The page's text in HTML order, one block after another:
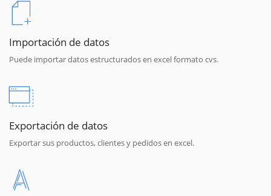
Importación de datos
Puede importar datos estructurados en excel formato cvs.
Exportación de datos
Exportar sus productos, clientes y pedidos en excel.